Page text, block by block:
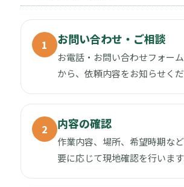
1 お問い合わせ・ご相談
お電話・お問い合わせフォー
から、依頼内容をお知らせくだ
2 内容の確認
作業内容、場所、希望時期な
要に応じて現地確認を行います